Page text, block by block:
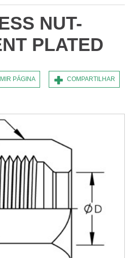
NUT-
PLATED
COMPARTILHAR
PÁGINA